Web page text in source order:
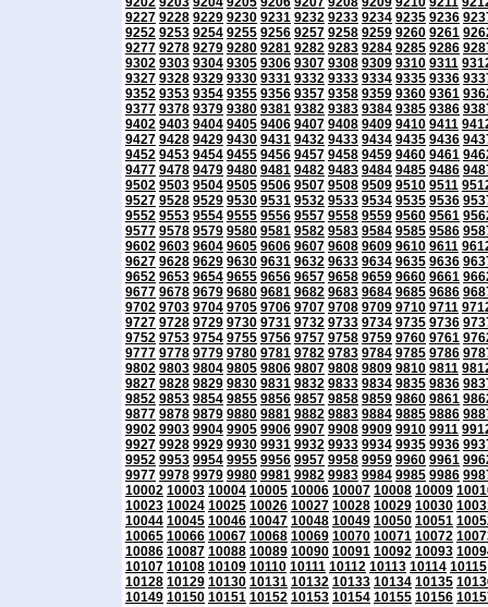
9227 9228 9229 9230 9231 9232 9233 9234 9235 9236
9252 9253 9254 9255 9256 9257 9258 9259 9260 9261
9277 9278 9279 9280 9281 9282 9283 9284 9285 9286
9302 9303 9304 9305 9306 9307 9308 9309 9310 9311
9327 9328 9329 9330 9331 9332 9333 9334 9335 9336
9352 9353 9354 9355 9356 9357 9358 9359 9360 9361
9377 9378 9379 9380 9381 9382 9383 9384 9385 9386
9402 9403 9404 9405 9406 9407 9408 9409 9410 9411
9427 9428 9429 9430 9431 9432 9433 9434 9435 9436
9452 9453 9454 9455 9456 9457 9458 9459 9460 9461
9477 9478 9479 9480 9481 9482 9483 9484 9485 9486
9502 9503 9504 9505 9506 9507 9508 9509 9510 9511
9527 9528 9529 9530 9531 9532 9533 9534 9535 9536
9552 9553 9554 9555 9556 9557 9558 9559 9560 9561
9577 9578 9579 9580 9581 9582 9583 9584 9585 9586
9602 9603 9604 9605 9606 9607 9608 9609 9610 9611
9627 9628 9629 9630 9631 9632 9633 9634 9635 9636
9652 9653 9654 9655 9656 9657 9658 9659 9660 9661
9677 9678 9679 9680 9681 9682 9683 9684 9685 9686
9702 9703 9704 9705 9706 9707 9708 9709 9710 9711
9727 9728 9729 9730 9731 9732 9733 9734 9735 9736
9752 9753 9754 9755 9756 9757 9758 9759 9760 9761
9777 9778 9779 9780 9781 9782 9783 9784 9785 9786
9802 9803 9804 9805 9806 9807 9808 9809 9810 9811
9827 9828 9829 9830 9831 9832 9833 9834 9835 9836
9852 9853 9854 9855 9856 9857 9858 9859 9860 9861
9877 9878 9879 9880 9881 9882 9883 9884 9885 9886
9902 9903 9904 9905 9906 9907 9908 9909 9910 9911
9927 9928 9929 9930 9931 9932 9933 9934 9935 9936
9952 9953 9954 9955 9956 9957 9958 9959 9960 9961
9977 9978 9979 9980 9981 9982 9983 9984 9985 9986
10002 10003 10004 10005 10006 10007 10008 10009
10023 10024 10025 10026 10027 10028 10029 10030
10044 10045 10046 10047 10048 10049 10050 10051
10065 10066 10067 10068 10069 10070 10071 10072
10086 10087 10088 10089 10090 10091 10092 10093
10107 10108 10109 10110 10111 10112 10113 10114 10115
10128 10129 10130 10131 10132 10133 10134 10135
10149 10150 10151 10152 10153 10154 10155 10156